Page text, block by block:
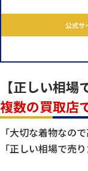
公式サ
【正しい相場
複数の買取店
「大切な着物なの
「正しい相場で売り